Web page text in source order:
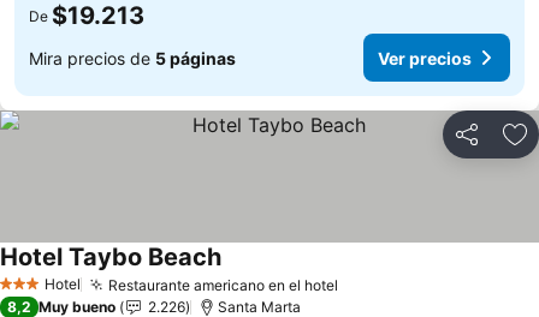
De $19.213
Mira precios de 5 páginas Ver precios
Compartir
3 Estrellas
Hotel Restaurante americano en el hotel
Hotel Taybo Beach
8,2 Muy bueno 2.226 Santa Marta